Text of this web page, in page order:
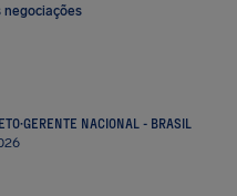
negociações
·GERENTE NACIONAL - BRASIL